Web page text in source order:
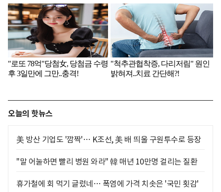
오늘의 핫뉴스
美 방산 기업도 '깜짝'… K조선, 美 배 띄울 구원투수로 등장
"말 어눌하면 빨리 병원 와라" 韓 매년 10만명 걸리는 질환
휴가철에 회 먹기 글렀네… 폭염에 가격 치솟은 '국민 횟감'